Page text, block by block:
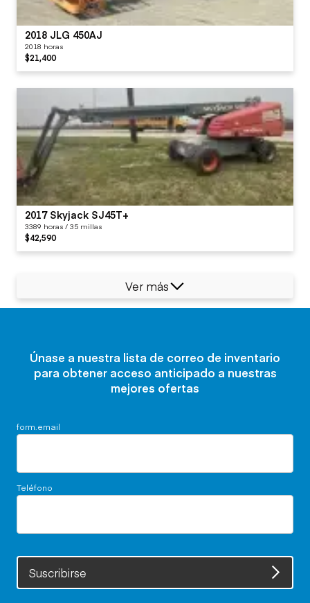
2018 JLG 450AJ
2018 horas
$21,400
2017 Skyjack SJ45T+
3389 horas / 35 millas
$42,590
Ver más
Únase a nuestra lista de correo de inventario
para obtener acceso anticipado a nuestras
mejores ofertas
form.email
Teléfono
Suscribirse